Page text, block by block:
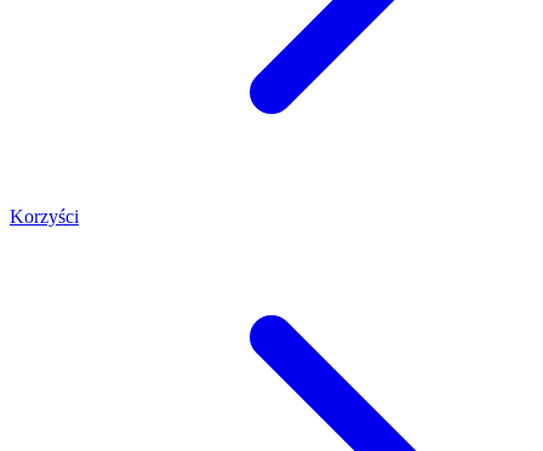
Korzyści